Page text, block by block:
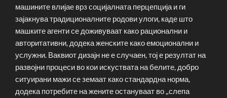
машините влијае врз социјалната перцепција и ги
зајакнува традиционалните родови улоги, каде што
машките агенти се доживуваат како рационални и
авторитативни, додека женските како емоционални и
услужни. Ваквиот дизајн не е случаен, тој е резултат на
развојни процеси во кои искуствата на белите, добро
ситуирани мажи се земаат како стандардна норма,
додека потребите на жените остануваат во „слепа